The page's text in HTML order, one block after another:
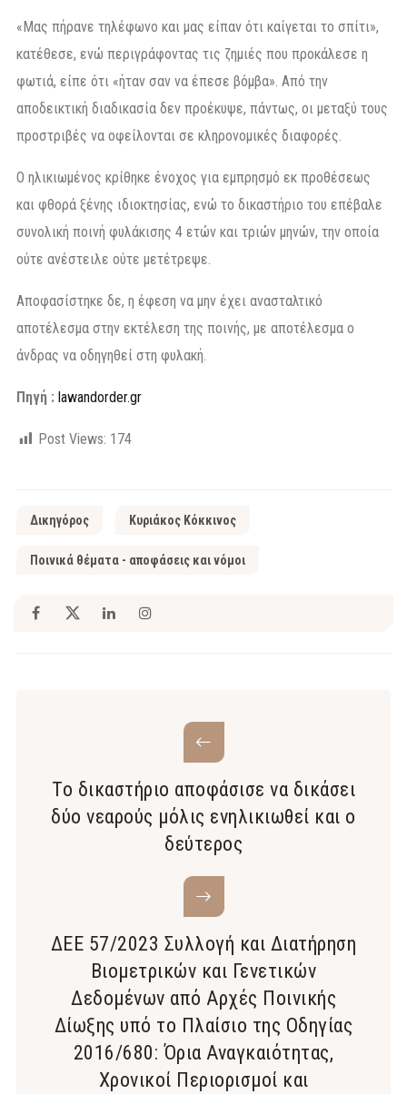
«Μας πήρανε τηλέφωνο και μας είπαν ότι καίγεται το σπίτι»,
κατέθεσε, ενώ περιγράφοντας τις ζημιές που προκάλεσε η
φωτιά, είπε ότι «ήταν σαν να έπεσε βόμβα». Από την
αποδεικτική διαδικασία δεν προέκυψε, πάντως, οι μεταξύ τους
προστριβές να οφείλονται σε κληρονομικές διαφορές.
Ο ηλικιωμένος κρίθηκε ένοχος για εμπρησμό εκ προθέσεως
και φθορά ξένης ιδιοκτησίας, ενώ το δικαστήριο του επέβαλε
συνολική ποινή φυλάκισης 4 ετών και τριών μηνών, την οποία
ούτε ανέστειλε ούτε μετέτρεψε.
Αποφασίστηκε δε, η έφεση να μην έχει ανασταλτικό
αποτέλεσμα στην εκτέλεση της ποινής, με αποτέλεσμα ο
άνδρας να οδηγηθεί στη φυλακή.
Πηγή : lawandorder.gr
Post Views: 174
Δικηγόρος Κυριάκος Κόκκινος
Ποινικά θέματα - αποφάσεις και νόμοι
Το δικαστήριο αποφάσισε να δικάσει
δύο νεαρούς μόλις ενηλικιωθεί και ο
δεύτερος
ΔΕΕ 57/2023 Συλλογή και Διατήρηση
Βιομετρικών και Γενετικών
Δεδομένων από Αρχές Ποινικής
Δίωξης υπό το Πλαίσιο της Οδηγίας
2016/680: Όρια Αναγκαιότητας,
Χρονικοί Περιορισμοί και